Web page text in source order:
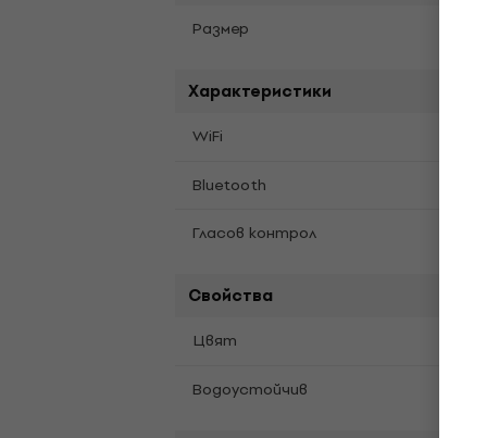
Pазмер
Характеристики
WiFi
Bluetooth
Гласов контрол
Свойства
Цвят
Водоустойчив